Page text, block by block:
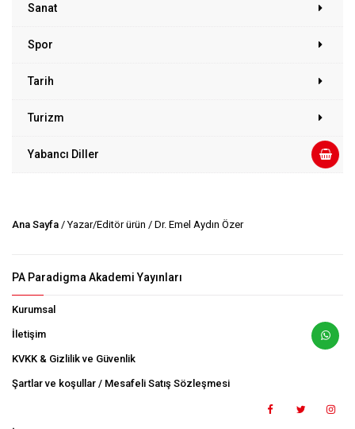
Sanat
Spor
Tarih
Turizm
Yabancı Diller
Ana Sayfa / Yazar/Editör ürün / Dr. Emel Aydın Özer
PA Paradigma Akademi Yayınları
Kurumsal
İletişim
KVKK & Gizlilik ve Güvenlik
Şartlar ve koşullar / Mesafeli Satış Sözleşmesi